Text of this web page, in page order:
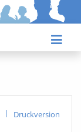
| Druckversion